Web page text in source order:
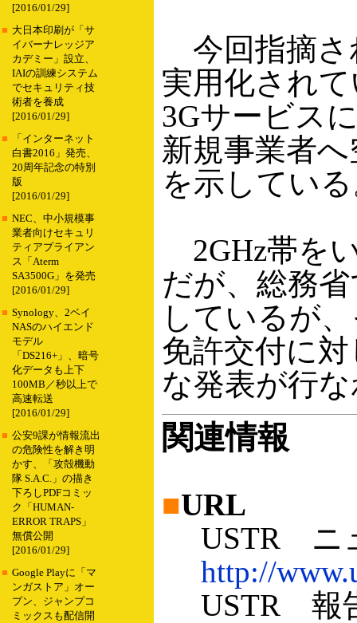
[2016/01/29]
■ 大日本印刷が「サ
イバーナレッジア
カデミー」設立、
IAIの訓練システム
でセキュリティ技
術者を養成
[2016/01/29]
■
「インターネット
白書2016」発売、
20周年記念の特別
版
[2016/01/29]
■ NEC、中小規模事
業者向けセキュリ
ティアプライアン
ス「Aterm
SA3500G」を発売
[2016/01/29]
■ Synology、2ベイ
NASのハイエンド
モデル
「DS216+」、暗号
化データも上下
100MB／秒以上で
高速転送
[2016/01/29]
■ 公安9課が情報流出
の危険性を解き明
かす、「攻殻機動
隊 S.A.C.」の描き
下ろしPDFコミッ
ク「HUMAN-
ERROR TRAPS」
無償公開
[2016/01/29]
■ Google Playに「マ
ンガストア」オー
プン、ジャンプコ
ミックスも配信開
今回指摘さ
実用化され
3Gサービス
新規事業者
を示してい
2GHz帯を
だが、総務
しているが
免許交付に
な発表が行
関連情報
■URL
USTR ニュ
http://
USTR 報